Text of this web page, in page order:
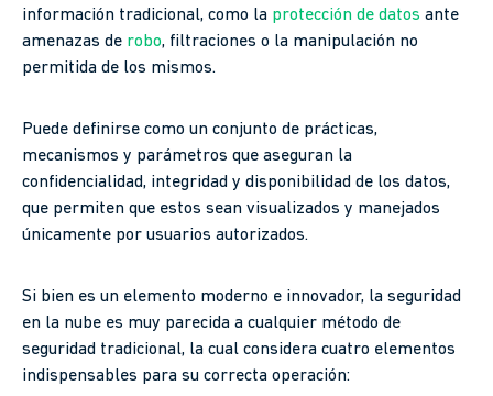
información tradicional, como la protección de datos ante
amenazas de robo, filtraciones o la manipulación no
permitida de los mismos.
Puede definirse como un conjunto de prácticas,
mecanismos y parámetros que aseguran la
confidencialidad, integridad y disponibilidad de los datos,
que permiten que estos sean visualizados y manejados
únicamente por usuarios autorizados.
Si bien es un elemento moderno e innovador, la seguridad
en la nube es muy parecida a cualquier método de
seguridad tradicional, la cual considera cuatro elementos
indispensables para su correcta operación: